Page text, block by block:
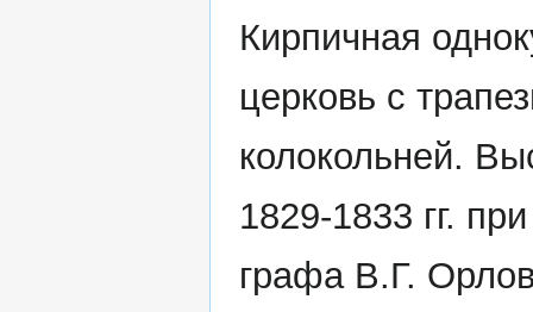
Кирпичная
церковь с
колокольней.
1829-1833 гг.
графа В.Г.